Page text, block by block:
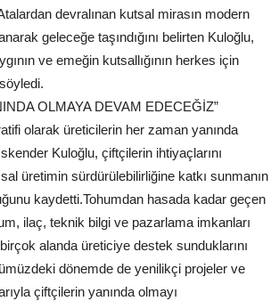
devralınan kutsal mirasın modern
geleceğe taşındığını belirten Kuloğlu,
ve emeğin kutsallığının herkes için
OLMAYA DEVAM EDECEĞİZ”
olarak üreticilerin her zaman yanında
Kuloğlu, çiftçilerin ihtiyaçlarını
üretimin sürdürülebilirliğine katkı sunmanın
kaydetti.Tohumdan hasada kadar geçen
ilaç, teknik bilgi ve pazarlama imkanları
alanda üreticiye destek sunduklarını
dönemde de yenilikçi projeler ve
çiftçilerin yanında olmayı